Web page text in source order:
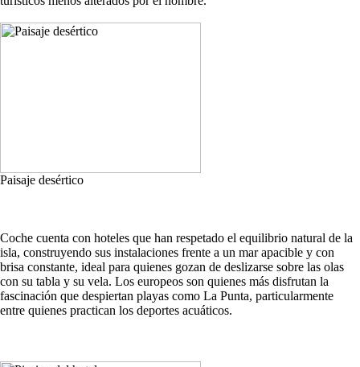
Paisaje desértico
Coche cuenta con hoteles que han respetado el equilibrio natural de la
isla, construyendo sus instalaciones frente a un mar apacible y con
brisa constante, ideal para quienes gozan de deslizarse sobre las olas
con su tabla y su vela. Los europeos son quienes más disfrutan la
fascinación que despiertan playas como La Punta, particularmente
entre quienes practican los deportes acuáticos.